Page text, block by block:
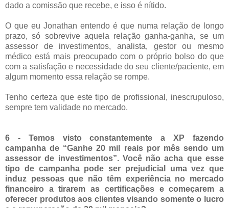
dado a comissão que recebe, e isso é nítido.
O que eu Jonathan entendo é que numa relação de longo
prazo, só sobrevive aquela relação ganha-ganha, se um
assessor de investimentos, analista, gestor ou mesmo
médico está mais preocupado com o próprio bolso do que
com a satisfação e necessidade do seu cliente/paciente, em
algum momento essa relação se rompe.
Tenho certeza que este tipo de profissional, inescrupuloso,
sempre tem validade no mercado.
6 - Temos visto constantemente a XP fazendo
campanha de “Ganhe 20 mil reais por mês sendo um
assessor de investimentos”. Você não acha que esse
tipo de campanha pode ser prejudicial uma vez que
induz pessoas que não têm experiência no mercado
financeiro a tirarem as certificações e começarem a
oferecer produtos aos clientes visando somente o lucro